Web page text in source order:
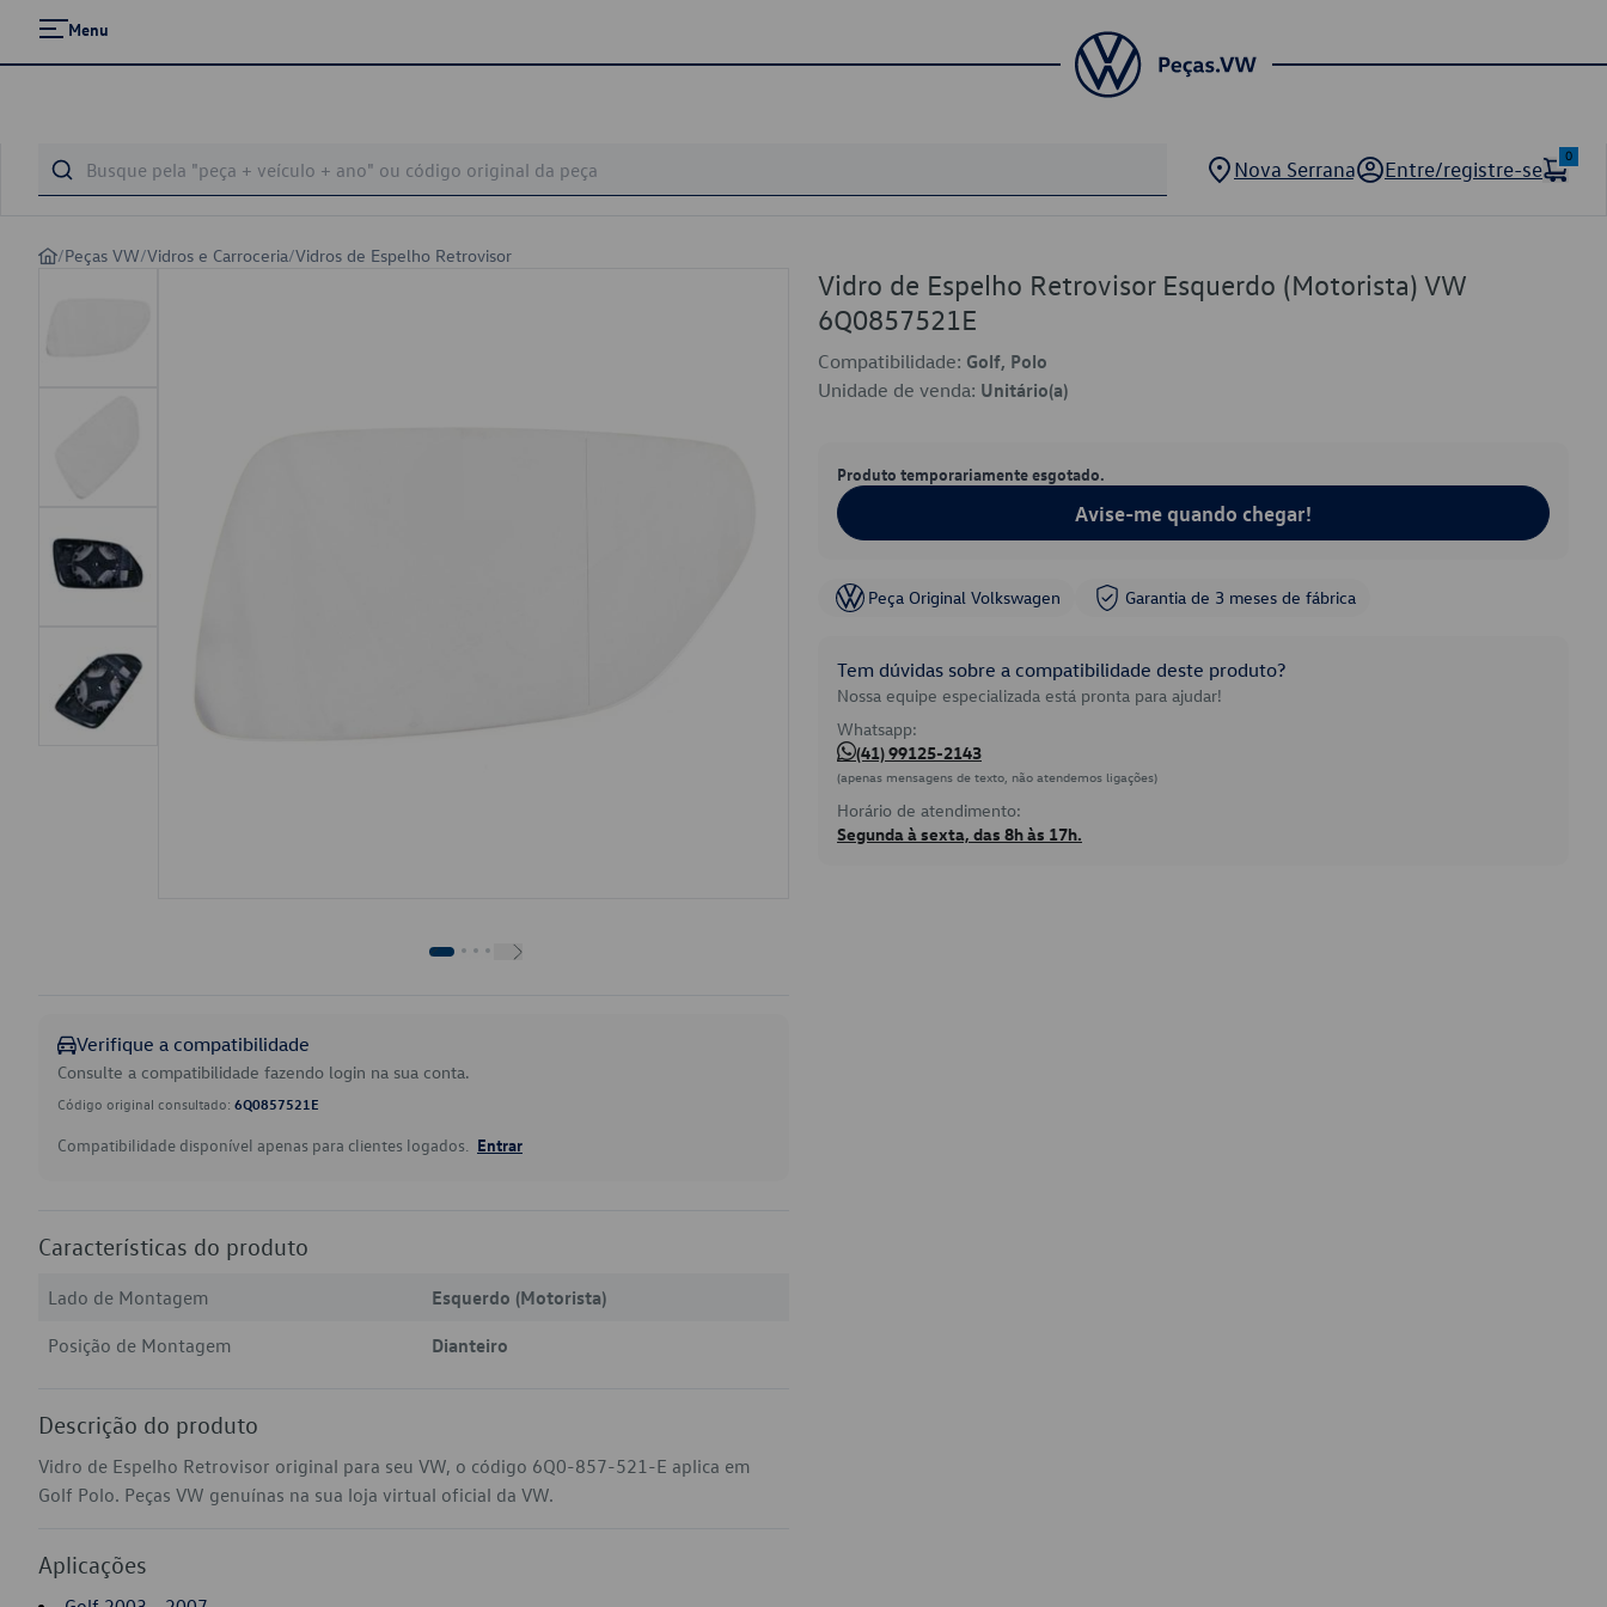
Menu
Nova Serrana Entre/registre-se
0
/Peças VW/Vidros e Carroceria/Vidros de Espelho Retrovisor
Verifique a compatibilidade
Consulte a compatibilidade fazendo login na sua conta.
Código original consultado: 6Q0857521E
Compatibilidade disponível apenas para clientes logados. Entrar
Características do produto
Lado de Montagem
Esquerdo (Motorista)
Posição de Montagem
Dianteiro
Descrição do produto
Vidro de Espelho Retrovisor original para seu VW, o código 6Q0-857-521-E aplica em
Golf Polo. Peças VW genuínas na sua loja virtual oficial da VW.
Aplicações
Vidro de Espelho Retrovisor Esquerdo (Motorista) VW
6Q0857521E
Compatibilidade: Golf, Polo
Unidade de venda: Unitário(a)
Produto temporariamente esgotado.
Avise-me quando chegar!
Peça Original Volkswagen Garantia de 3 meses de fábrica
Tem dúvidas sobre a compatibilidade deste produto?
Nossa equipe especializada está pronta para ajudar!
Whatsapp:
(41) 99125-2143
(apenas mensagens de texto, não atendemos ligações)
Horário de atendimento:
Segunda à sexta, das 8h às 17h.